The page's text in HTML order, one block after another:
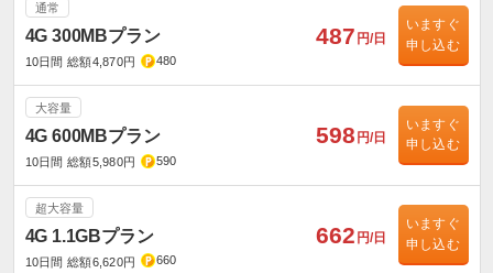
通常
4G 300MBプラン
10日間 総額4,870円 480
487 円/日
いますぐ
申し込む
大容量
4G 600MBプラン
10日間 総額5,980円 590
598 円/日
いますぐ
申し込む
超大容量
4G 1.1GBプラン
10日間 総額6,620円 660
662 円/日
いますぐ
申し込む